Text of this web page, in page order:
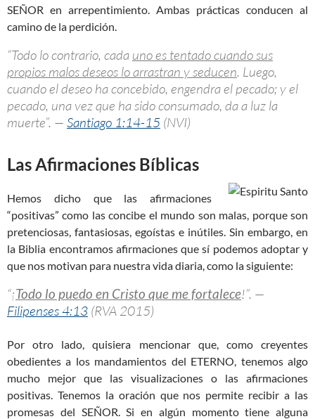
SEÑOR en arrepentimiento. Ambas prácticas conducen al
camino de la perdición.
“Todo lo contrario, cada uno es tentado cuando sus
propios malos deseos lo arrastran y seducen. Luego,
cuando el deseo ha concebido, engendra el pecado; y el
pecado, una vez que ha sido consumado, da a luz la
muerte”. — Santiago 1:14-15 (NVI)
Las Afirmaciones Bíblicas
Hemos dicho que las afirmaciones
“positivas” como las concibe el mundo son malas, porque son
pretenciosas, fantasiosas, egoístas e inútiles. Sin embargo, en
la Biblia encontramos afirmaciones que sí podemos adoptar y
que nos motivan para nuestra vida diaria, como la siguiente:
“¡Todo lo puedo en Cristo que me fortalece!”. —
Filipenses 4:13 (RVA 2015)
Por otro lado, quisiera mencionar que, como creyentes
obedientes a los mandamientos del ETERNO, tenemos algo
mucho mejor que las visualizaciones o las afirmaciones
positivas. Tenemos la oración que nos permite recibir a las
promesas del SEÑOR. Si en algún momento tiene alguna